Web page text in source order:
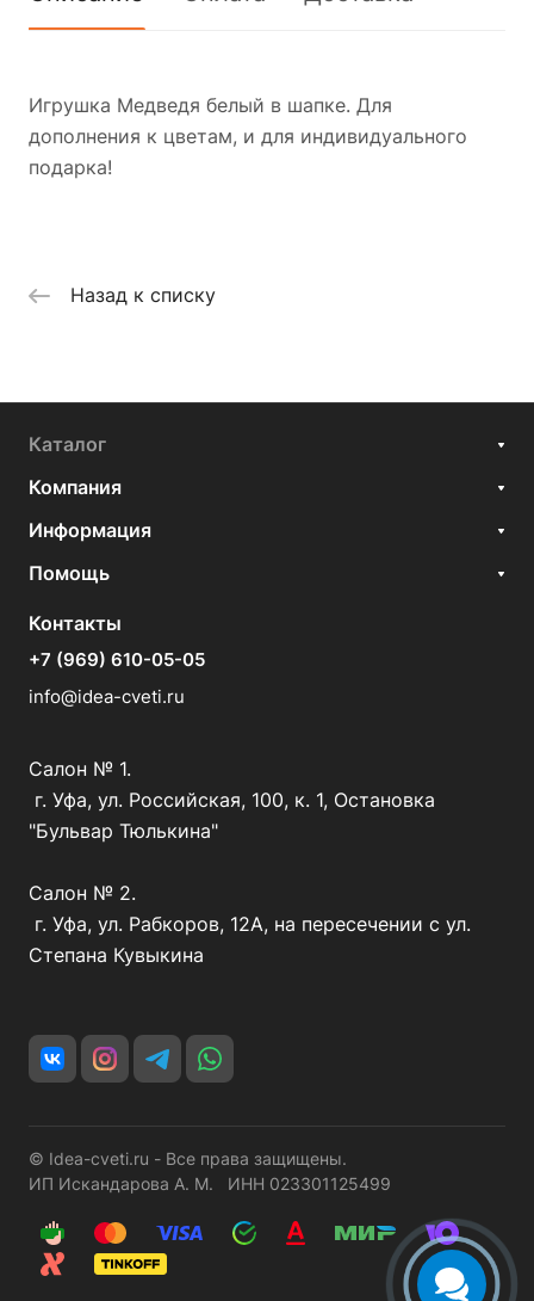
Игрушка Медведя белый в шапке. Для
дополнения к цветам, и для индивидуального
подарка!
Назад к списку
Каталог
Компания
Информация
Помощь
Контакты
+7 (969) 610-05-05
info@idea-cveti.ru
Салон № 1.
г. Уфа, ул. Российская, 100, к. 1, Остановка
"Бульвар Тюлькина"
Салон № 2.
г. Уфа, ул. Рабкоров, 12А, на пересечении с ул.
Степана Кувыкина
© Idea-cveti.ru - Все права защищены.
ИП Искандарова А. М. ИНН 023301125499